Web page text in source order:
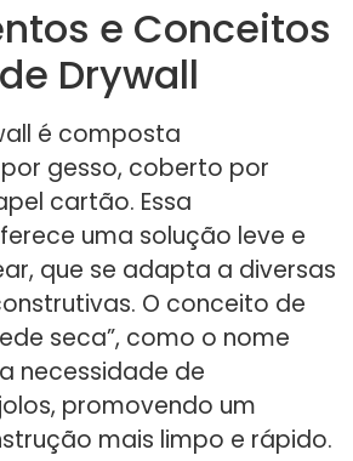
e Conceitos
Drywall
é composta
gesso, coberto por
cartão. Essa
uma solução leve e
que se adapta a diversas
O conceito de
seca”, como o nome
necessidade de
promovendo um
mais limpo e rápido.